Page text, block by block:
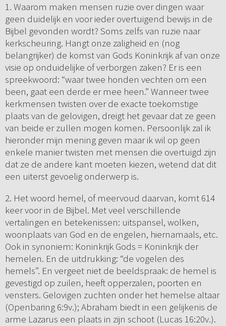
1. Waarom maken mensen ruzie over dingen waar
geen duidelijk en voor ieder overtuigend bewijs in de
Bijbel gevonden wordt? Soms zelfs van ruzie naar
kerkscheuring. Hangt onze zaligheid en (nog
belangrijker) de komst van Gods Koninkrijk af van onze
visie op onduidelijke of verborgen zaken? Er is een
spreekwoord: “waar twee honden vechten om een
been, gaat een derde er mee heen.” Wanneer twee
kerkmensen twisten over de exacte toekomstige
plaats van de gelovigen, dreigt het gevaar dat ze geen
van beide er zullen mogen komen. Persoonlijk zal ik
hieronder mijn mening geven maar ik wil op geen
enkele manier twisten met mensen die overtuigd zijn
dat ze de andere kant moeten kiezen, wetend dat dit
een uiterst gevoelig onderwerp is.
2. Het woord hemel, of meervoud daarvan, komt 614
keer voor in de Bijbel. Met veel verschillende
vertalingen en betekenissen: uitspansel, wolken,
woonplaats van God en de engelen, hiernamaals, etc.
Ook in synoniem: Koninkrijk Gods = Koninkrijk der
hemelen. En de uitdrukking: “de vogelen des
hemels”. En vergeet niet de beeldspraak: de hemel is
gevestigd op zuilen, heeft opperzalen, poorten en
vensters. Gelovigen zuchten onder het hemelse altaar
(Openbaring 6:9v.); Abraham biedt in een gelijkenis de
arme Lazarus een plaats in zijn schoot (Lucas 16:20v.).